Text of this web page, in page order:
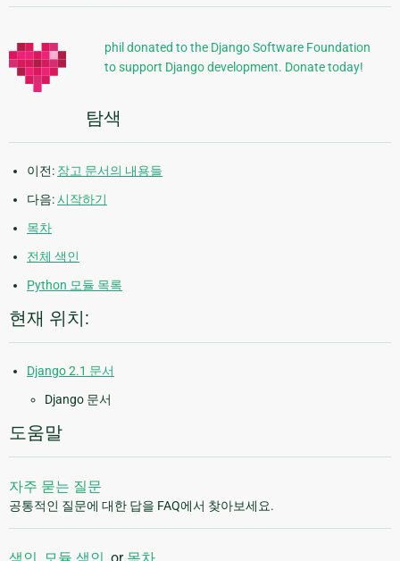
가
정
보
phil donated to the Django Software Foundation
to support Django development. Donate today!
탐색
이전: 장고 문서의 내용들
다음:시작하기
목차
전체 색인
Python 모듈 목록
현재 위치:
Django 2.1 문서
Django 문서
도움말
자주 묻는 질문
공통적인 질문에 대한 답을 FAQ에서 찾아보세요.